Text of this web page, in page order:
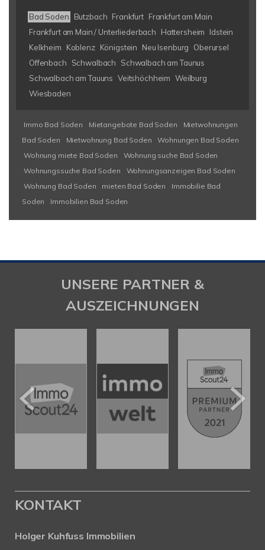
Bad Soden Butzbach Frankfurt Frankfurt am Main
Frankfurt am Main / Unterliederbach
Hattersheim
Idstein
Kelkheim
Koblenz Königstein Neu Isenburg
Oberursel
Offenbach
Schwalbach
Schwalbach am Taunus
Schwalbach am Tauuns Veitshöchheim Weilburg
Wiesbaden
Immo Bad Soden Mietangebote Bad Soden
Mietwohnungen
Bad Soden
Mietwohnung Bad Soden
Wohnungen Bad Soden
Wohnung miete Bad Soden
Wohnung suche Bad Soden
Wohnungssuche Bad Soden
Wohnungsanzeigen Bad Soden
Wohnung Bad Soden
mieten Bad Soden
Immobilie Bad
Soden
Immobilien Bad Soden
UNSERE PARTNER &
AUSZEICHNUNGEN
KONTAKT
Holger Kuhfuss Immobilien